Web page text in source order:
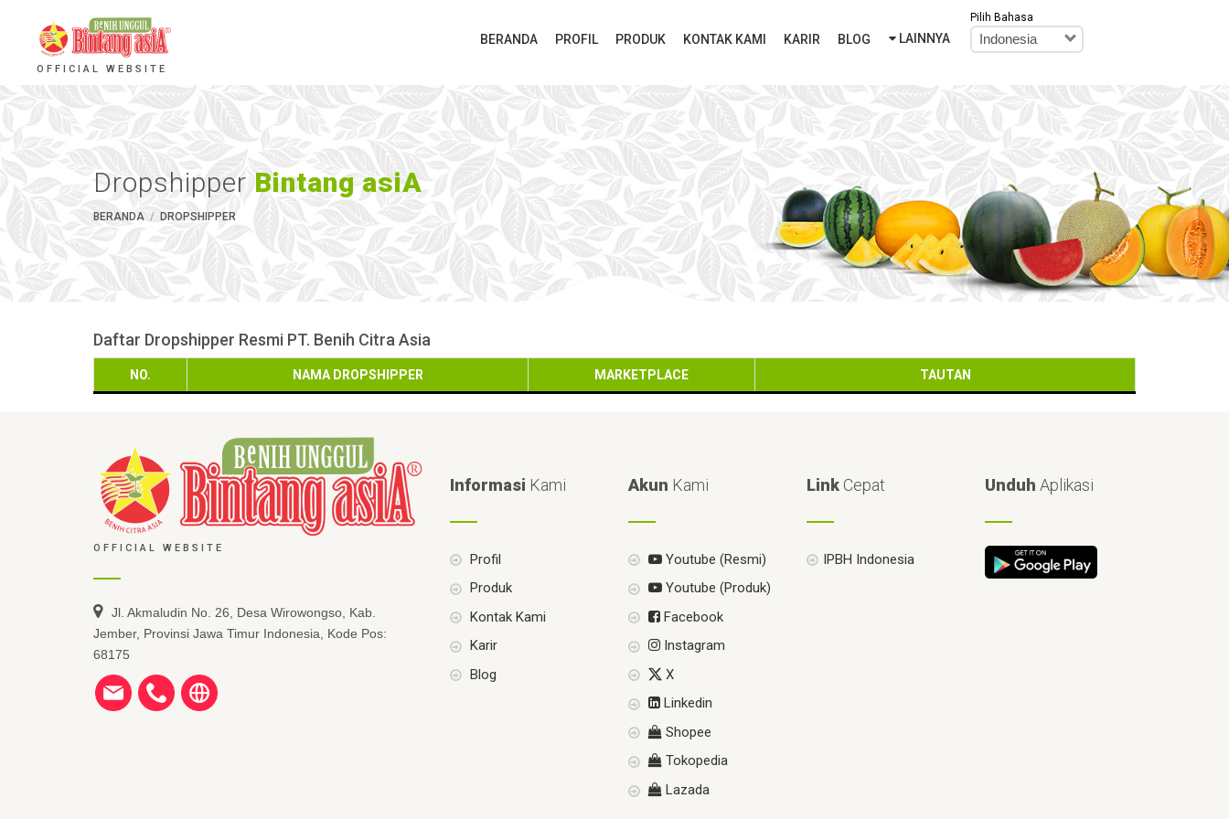
OFFICIAL WEBSITE
BERANDA PROFIL PRODUK KONTAK KAMI KARIR BLOG LAINNYA
Pilih Bahasa
Indonesia
Dropshipper Bintang asiA
BERANDA DROPSHIPPER
Daftar Dropshipper Resmi PT. Benih Citra Asia
NO. NAMA DROPSHIPPER MARKETPLACE TAUTAN
OFFICIAL WEBSITE
Jl. Akmaludin No. 26, Desa Wirowongso, Kab.
Jember, Provinsi Jawa Timur Indonesia, Kode Pos:
68175
Informasi Kami
Profil
Produk
Kontak Kami
Karir
Blog
Akun Kami
Youtube (Resmi)
Youtube (Produk)
Facebook
Instagram
X
Linkedin
Shopee
Tokopedia
Lazada
Link Cepat
IPBH Indonesia
Unduh Aplikasi